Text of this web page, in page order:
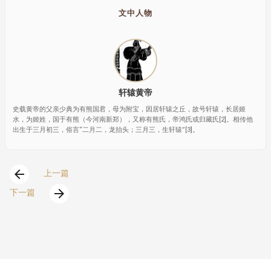
文中人物
轩辕黄帝
史载黄帝的父亲少典为有熊国君，母为附宝，因居轩辕之丘，故号轩辕，长居姬
水，为姬姓，国于有熊（今河南新郑），又称有熊氏，帝鸿氏或归藏氏[2]。相传他
出生于三月初三，俗言“二月二，龙抬头；三月三，生轩辕”[3]。
arrow_back
上一篇
下一篇
arrow_forward